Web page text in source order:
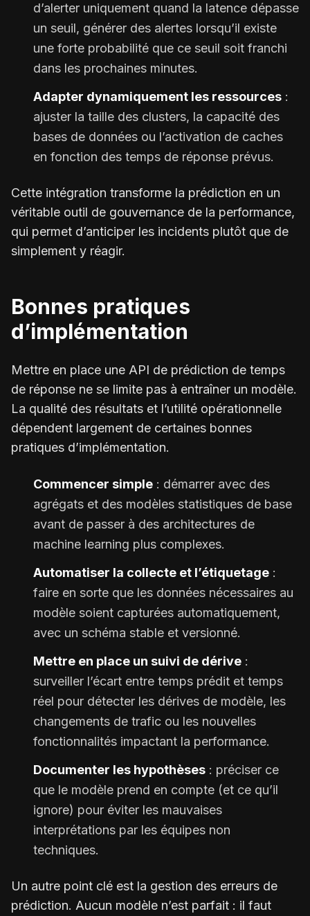
d’alerter uniquement quand la latence dépasse
un seuil, générer des alertes lorsqu’il existe
une forte probabilité que ce seuil soit franchi
dans les prochaines minutes.
Adapter dynamiquement les ressources :
ajuster la taille des clusters, la capacité des
bases de données ou l’activation de caches
en fonction des temps de réponse prévus.
Cette intégration transforme la prédiction en un
véritable outil de gouvernance de la performance,
qui permet d’anticiper les incidents plutôt que de
simplement y réagir.
Bonnes pratiques
d’implémentation
Mettre en place une API de prédiction de temps
de réponse ne se limite pas à entraîner un modèle.
La qualité des résultats et l’utilité opérationnelle
dépendent largement de certaines bonnes
pratiques d’implémentation.
Commencer simple : démarrer avec des
agrégats et des modèles statistiques de base
avant de passer à des architectures de
machine learning plus complexes.
Automatiser la collecte et l’étiquetage :
faire en sorte que les données nécessaires au
modèle soient capturées automatiquement,
avec un schéma stable et versionné.
Mettre en place un suivi de dérive :
surveiller l’écart entre temps prédit et temps
réel pour détecter les dérives de modèle, les
changements de trafic ou les nouvelles
fonctionnalités impactant la performance.
Documenter les hypothèses : préciser ce
que le modèle prend en compte (et ce qu’il
ignore) pour éviter les mauvaises
interprétations par les équipes non
techniques.
Un autre point clé est la gestion des erreurs de
prédiction. Aucun modèle n’est parfait : il faut